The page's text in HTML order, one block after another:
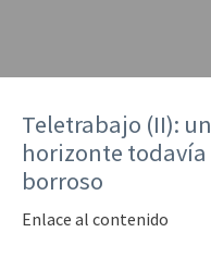
Teletrabajo (II): un
horizonte todavía
borroso
Enlace al contenido